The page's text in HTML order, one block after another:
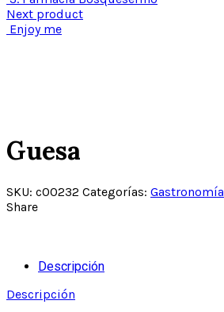
Next product
Enjoy me
Guesa
SKU: c00232 Categorías: Gastronomía
Share
Descripción
Descripción